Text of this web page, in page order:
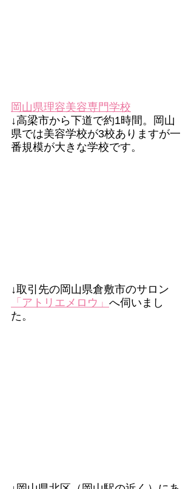
岡山県理容美容専門学校
↓高梁市から下道で約1時間。岡山
県では美容学校が3校ありますが一
番規模が大きな学校です。
↓取引先の岡山県倉敷市のサロン
「アトリエメロウ」 へ伺いまし
た。